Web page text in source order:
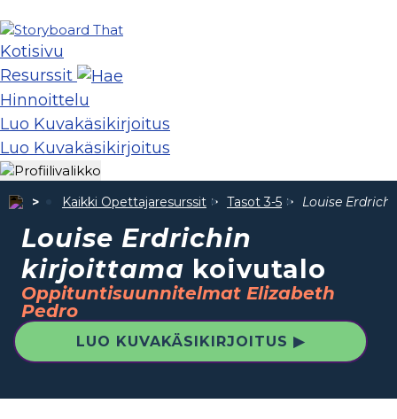
Kotisivu
Resurssit
Hinnoittelu
Luo Kuvakäsikirjoitus
Luo Kuvakäsikirjoitus
Kaikki Opettajaresurssit Tasot 3-5 Louise
Louise Erdrichin
kirjoittama koivutalo
Oppituntisuunnitelmat Elizabeth
Pedro
LUO KUVAKÄSIKIRJOITUS ▶